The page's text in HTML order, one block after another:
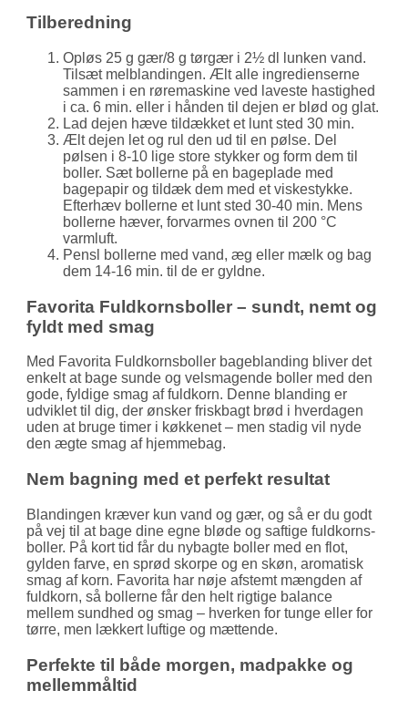
Tilberedning
Opløs 25 g gær/8 g tørgær i 2½ dl lunken vand.
Tilsæt melblandingen. Ælt alle ingredi­enserne
sammen i en røremaskine ved laveste hastighed
i ca. 6 min. eller i hånden til dejen er blød og glat.
Lad dejen hæve tildækket et lunt sted 30 min.
Ælt dejen let og rul den ud til en pølse. Del
pølsen i 8-10 lige store stykker og form dem til
boller. Sæt bollerne på en bageplade med
bagepapir og tildæk dem med et viskestykke.
Efterhæv bollerne et lunt sted 30-40 min. Mens
bollerne hæver, forvarmes ovnen til 200 °C
varmluft.
Pensl bollerne med vand, æg eller mælk og bag
dem 14-16 min. til de er gyldne.
Favorita Fuldkornsboller – sundt, nemt og
fyldt med smag
Med Favorita Fuldkornsboller bageblanding bliver det
enkelt at bage sunde og velsmagende boller med den
gode, fyldige smag af fuldkorn. Denne blanding er
udviklet til dig, der ønsker friskbagt brød i hverdagen
uden at bruge timer i køkkenet – men stadig vil nyde
den ægte smag af hjemmebag.
Nem bagning med et perfekt resultat
Blandingen kræver kun vand og gær, og så er du godt
på vej til at bage dine egne bløde og saftige fuldkorns­
boller. På kort tid får du nybagte boller med en flot,
gylden farve, en sprød skorpe og en skøn, aromatisk
smag af korn. Favorita har nøje afstemt mængden af
fuldkorn, så bollerne får den helt rigtige balance
mellem sundhed og smag – hverken for tunge eller for
tørre, men lækkert luftige og mættende.
Perfekte til både morgen, madpakke og
mellemmåltid